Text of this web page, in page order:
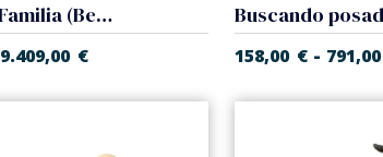
Sagrada Familia (Belen Casales)
9.409,00 € 158,00 €- 791,00